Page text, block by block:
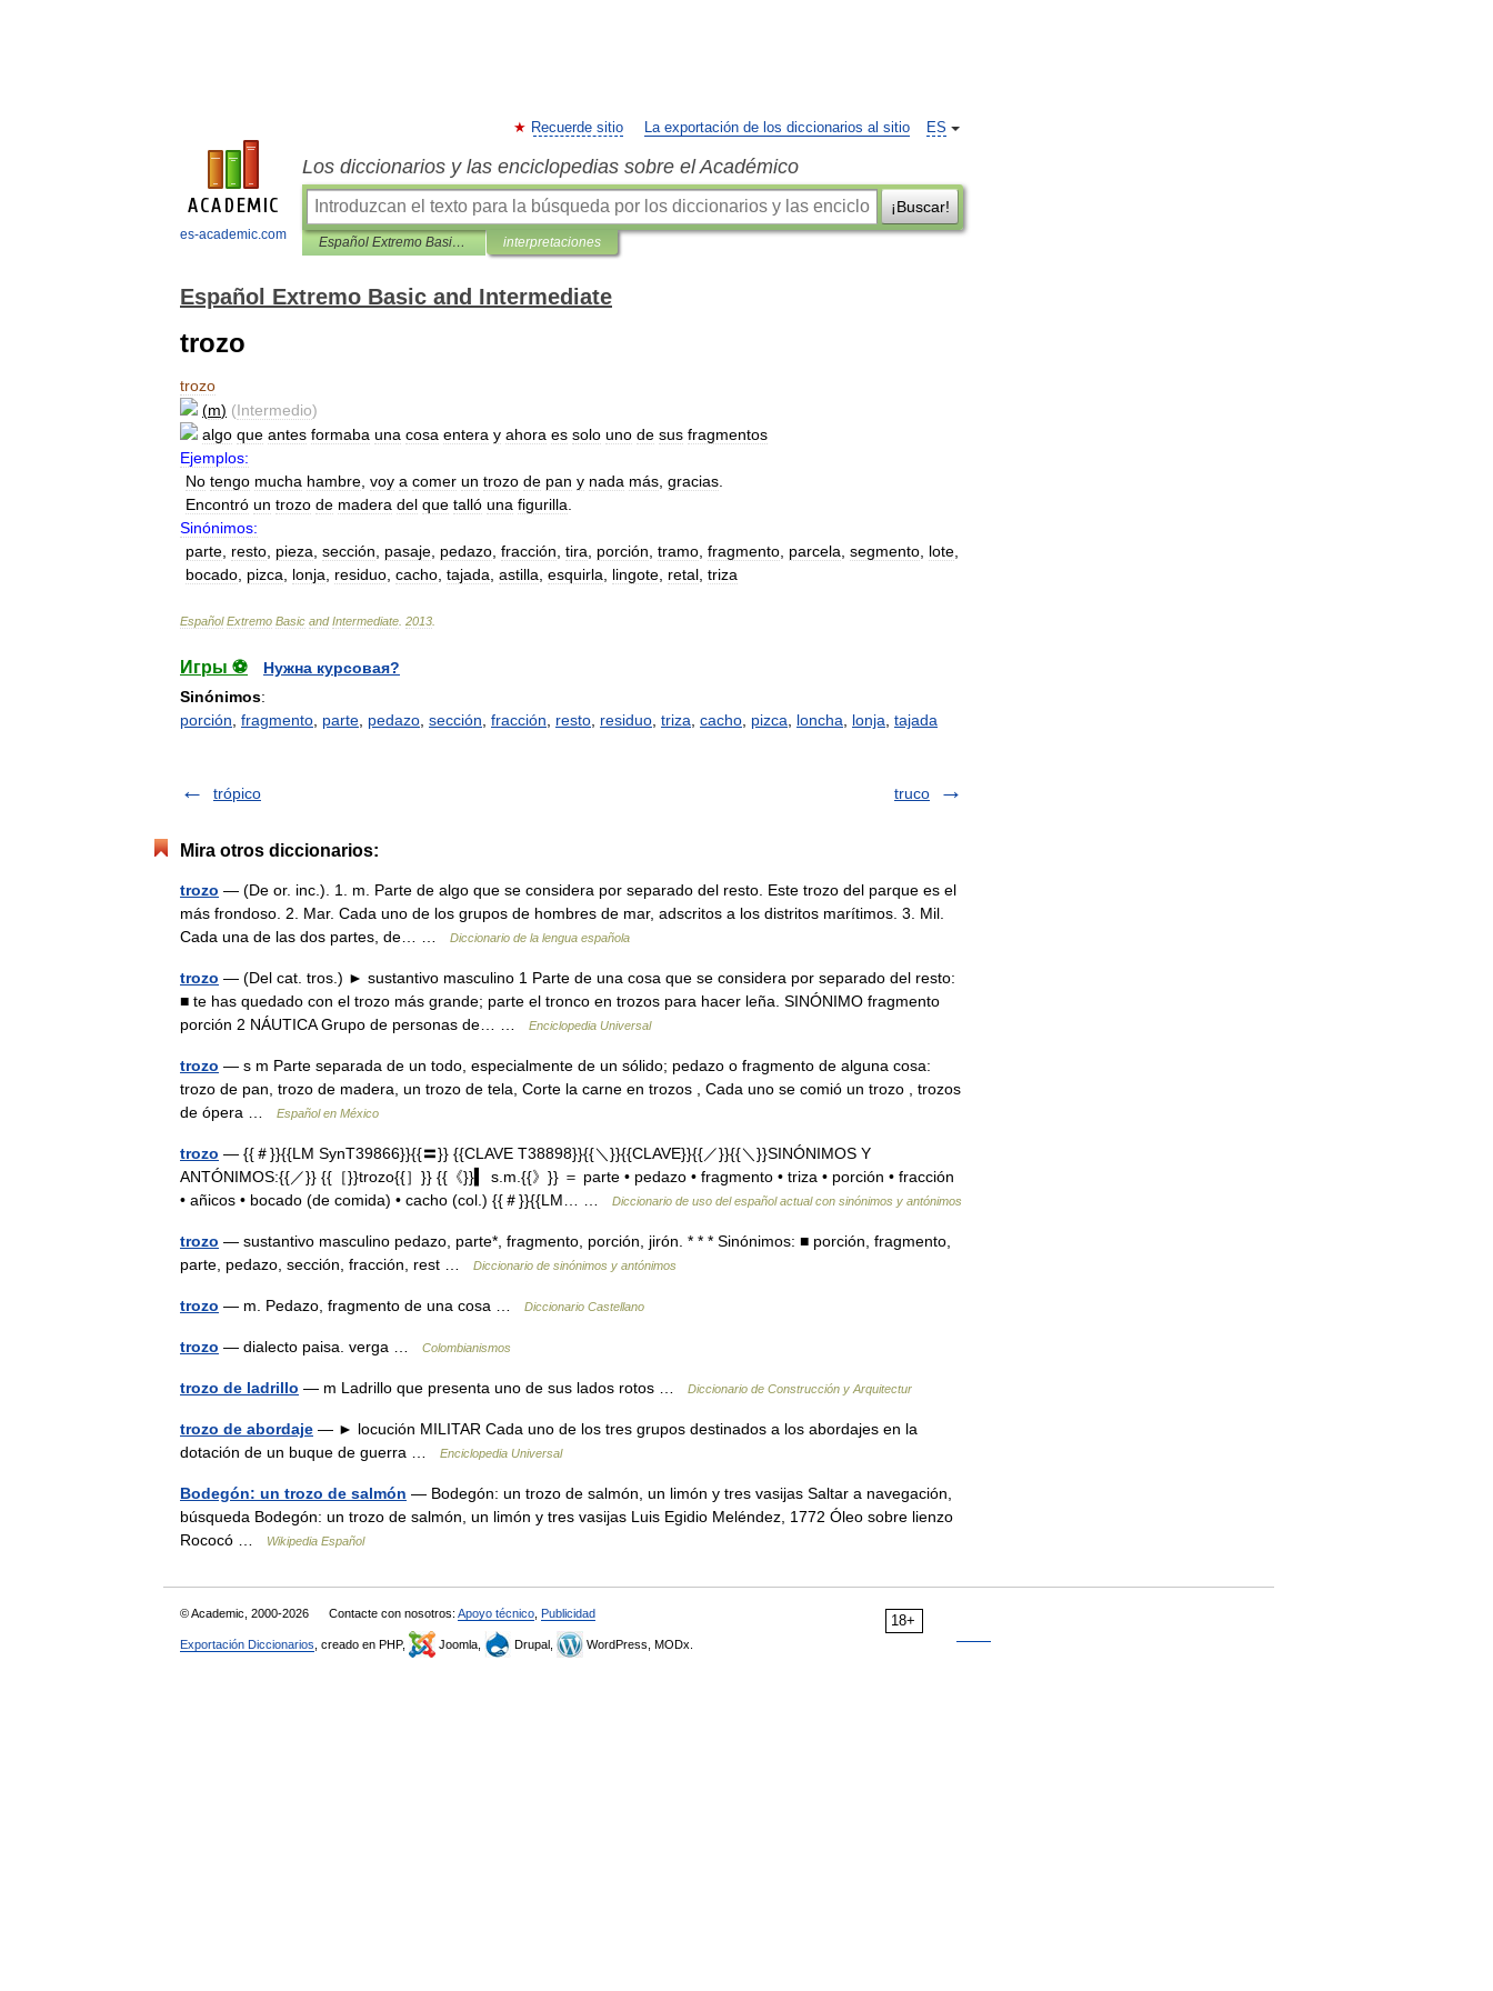
es-academic.com
ES
Recuerde sitio La exportación de los diccionarios al sitio
Los diccionarios y las enciclopedias sobre el Académico
¡Buscar!
Español Extremo Basic and Intermediate interpretaciones
Español Extremo Basic and Intermediate
trozo
trozo
(m) (Intermedio)
algo que antes formaba una cosa entera y ahora es solo uno de sus fragmentos
Ejemplos:
No tengo mucha hambre voy a comer un trozo de pan y nada más gracias
Encontró un trozo de madera del que talló una figurilla
Sinónimos:
parte resto pieza sección pasaje pedazo fracción tira porción tramo fragmento parcela segmento lote
bocado pizca lonja residuo cacho tajada astilla esquirla lingote retal triza
Español Extremo Basic and Intermediate 2013
Игры ⚽
Нужна курсовая?
Sinónimos:
porción fragmento parte pedazo sección fracción resto residuo triza cacho pizca loncha lonja tajada
trópico truco
Mira otros diccionarios:
trozo — (De or. inc.). 1. m. Parte de algo que se considera por separado del resto. Este trozo del parque es el
más frondoso. 2. Mar. Cada uno de los grupos de hombres de mar, adscritos a los distritos marítimos. 3. Mil.
Cada una de las dos partes, de… …
Diccionario de la lengua española
trozo — (Del cat. tros.) ► sustantivo masculino 1 Parte de una cosa que se considera por separado del resto:
■ te has quedado con el trozo más grande; parte el tronco en trozos para hacer leña. SINÓNIMO fragmento
porción 2 NÁUTICA Grupo de personas de… …
Enciclopedia Universal
trozo — s m Parte separada de un todo, especialmente de un sólido; pedazo o fragmento de alguna cosa:
trozo de pan, trozo de madera, un trozo de tela, Corte la carne en trozos , Cada uno se comió un trozo , trozos
de ópera …
Español en México
trozo — {{＃}}{{LM SynT39866}}{{〓}} {{CLAVE T38898}}{{＼}}{{CLAVE}}{{／}}{{＼}}SINÓNIMOS Y
ANTÓNIMOS:{{／}} {{［}}trozo{{］}} {{《}}▍ s.m.{{》}} ＝ parte • pedazo • fragmento • triza • porción • fracción
• añicos • bocado (de comida) • cacho (col.) {{＃}}{{LM… …
Diccionario de uso del español actual con sinónimos y antónimos
trozo — sustantivo masculino pedazo, parte*, fragmento, porción, jirón. * * * Sinónimos: ■ porción, fragmento,
parte, pedazo, sección, fracción, rest …
Diccionario de sinónimos y antónimos
trozo — m. Pedazo, fragmento de una cosa … Diccionario Castellano
trozo — dialecto paisa. verga … Colombianismos
trozo de ladrillo — m Ladrillo que presenta uno de sus lados rotos … Diccionario de Construcción y Arquitectur
trozo de abordaje — ► locución MILITAR Cada uno de los tres grupos destinados a los abordajes en la
dotación de un buque de guerra …
Enciclopedia Universal
Bodegón: un trozo de salmón — Bodegón: un trozo de salmón, un limón y tres vasijas Saltar a navegación,
búsqueda Bodegón: un trozo de salmón, un limón y tres vasijas Luis Egidio Meléndez, 1772 Óleo sobre lienzo
Rococó …
Wikipedia Español
18+
© Academic, 2000-2026 Contacte con nosotros: Apoyo técnico Publicidad
Exportación Diccionarios , creado en PHP, Joomla, Drupal, WordPress, MODx.